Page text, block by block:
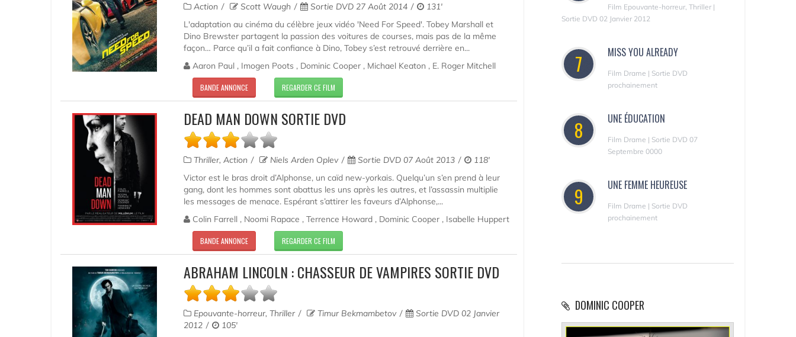
Action Scott Waugh Sortie DVD 27 Août 2014
131'
L'adaptation au cinéma du célèbre jeux vidéo 'Need For Speed'. Tobey Marshall et
Dino Brewster partagent la passion des voitures de courses, mais pas de la même
façon… Parce qu’il a fait confiance à Dino, Tobey s’est retrouvé derrière en...
Aaron Paul , Imogen Poots , Dominic Cooper , Michael Keaton , E. Roger Mitchell
BANDE ANNONCE REGARDER CE FILM
DEAD MAN DOWN SORTIE DVD
Thriller, Action Niels Arden Oplev Sortie DVD 07 Août 2013
118'
Victor est le bras droit d’Alphonse, un caïd new-yorkais. Quelqu’un s’en prend à leur
gang, dont les hommes sont abattus les uns après les autres, et l’assassin multiplie
les messages de menace. Espérant s’attirer les faveurs d’Alphonse,...
Colin Farrell , Noomi Rapace , Terrence Howard , Dominic Cooper , Isabelle Huppert
BANDE ANNONCE REGARDER CE FILM
ABRAHAM LINCOLN : CHASSEUR DE VAMPIRES SORTIE DVD
Epouvante-horreur, Thriller Timur Bekmambetov
Sortie DVD 02 Janvier
2012
105'
Film Epouvante-horreur, Thriller |
Sortie DVD 02 Janvier 2012
7 MISS YOU ALREADY
Film Drame | Sortie DVD
prochainement
8 UNE ÉDUCATION
Film Drame | Sortie DVD 07
Septembre 0000
9 UNE FEMME HEUREUSE
Film Drame | Sortie DVD
prochainement
DOMINIC COOPER